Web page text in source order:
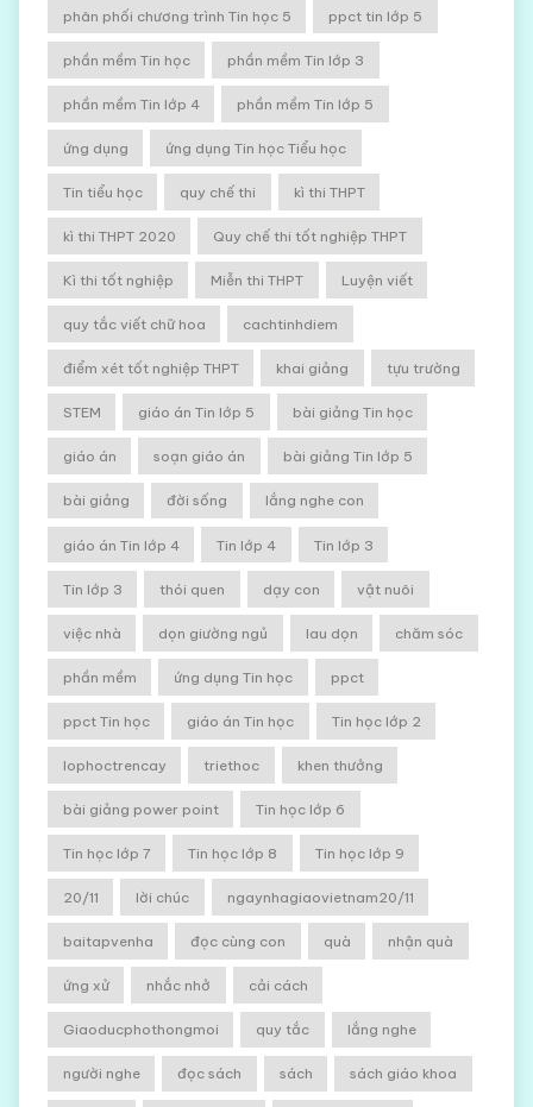
phân phối chương trình Tin học 5 ppct tin lớp 5
phần mềm Tin học phần mềm Tin lớp 3
phần mềm Tin lớp 4 phần mềm Tin lớp 5
ứng dụng ứng dụng Tin học Tiểu học
Tin tiểu học quy chế thi kì thi THPT
kì thi THPT 2020 Quy chế thi tốt nghiệp THPT
Kì thi tốt nghiệp Miễn thi THPT Luyện viết
quy tắc viết chữ hoa cachtinhdiem
điểm xét tốt nghiệp THPT khai giảng tựu trường
STEM giáo án Tin lớp 5 bài giảng Tin học
giáo án soạn giáo án bài giảng Tin lớp 5
bài giảng đời sống lắng nghe con
giáo án Tin lớp 4 Tin lớp 4 Tin lớp 3
Tin lớp 3 thói quen dạy con vật nuôi
việc nhà dọn giường ngủ lau dọn chăm sóc
phần mềm ứng dụng Tin học ppct
ppct Tin học giáo án Tin học Tin học lớp 2
lophoctrencay triethoc khen thưởng
bài giảng power point Tin học lớp 6
Tin học lớp 7 Tin học lớp 8 Tin học lớp 9
20/11 lời chúc ngaynhagiaovietnam20/11
baitapvenha đọc cùng con quà nhận quà
ứng xử nhắc nhở cải cách
Giaoducphothongmoi quy tắc lắng nghe
người nghe đọc sách sách sách giáo khoa